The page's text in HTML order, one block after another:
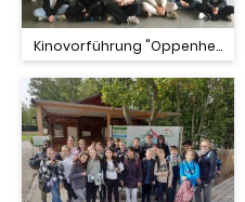
Kinovorführung "Oppenheimer"